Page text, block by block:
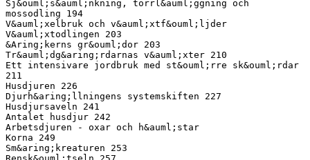
Sj&ouml;s&auml;nkning, torrl&auml;ggning och
mossodling 194
V&auml;xelbruk och v&auml;xtf&ouml;ljder
V&auml;xtodlingen 203
&Aring;kerns gr&ouml;dor 203
Tr&auml;dg&aring;rdarnas v&auml;xter 210
Ett intensivare jordbruk med st&ouml;rre sk&ouml;rdar
211
Husdjuren 226
Djurh&aring;llningens systemskiften 227
Husdjursaveln 241
Antalet husdjur 242
Arbetsdjuren - oxar och h&auml;star
Korna 249
Sm&aring;kreaturen 253